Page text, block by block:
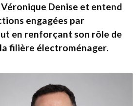
Véronique Denise et entend
engagées par
en renforçant son rôle de
filière électroménager.